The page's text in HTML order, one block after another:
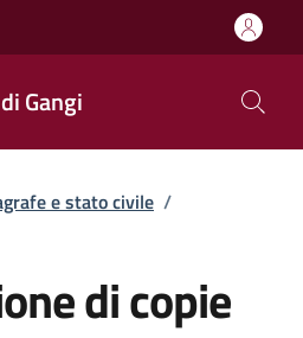
Gangi
e stato civile /
di copie